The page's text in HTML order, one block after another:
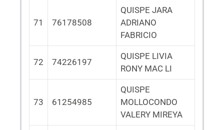
71 76178508
QUISPE JARA
ADRIANO
FABRICIO
72 74226197
QUISPE LIVIA
RONY MAC LI
73 61254985
QUISPE
MOLLOCONDO
VALERY MIREYA